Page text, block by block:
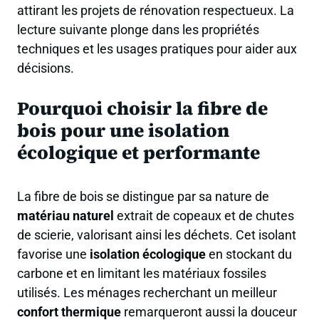
attirant les projets de rénovation respectueux. La
lecture suivante plonge dans les propriétés
techniques et les usages pratiques pour aider aux
décisions.
Pourquoi choisir la fibre de
bois pour une isolation
écologique et performante
La fibre de bois se distingue par sa nature de
matériau naturel extrait de copeaux et de chutes
de scierie, valorisant ainsi les déchets. Cet isolant
favorise une isolation écologiqueen stockant du
carbone et en limitant les matériaux fossiles
utilisés. Les ménages recherchant un meilleur
confort thermique remarqueront aussi la douceur